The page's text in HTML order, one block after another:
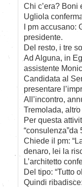
Chi c’era? Boni
Ugliola
I pm accusano:
presidente.
Del resto, i tre
Ad Alguna, in
assistente
Candidata al
presentare
All’incontro,
Tremolada,
Per questa
“consulenza”da
Chiede il pm:
denaro, lei la
L’architetto
Del tipo: “Tutto
Quindi